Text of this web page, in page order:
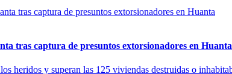
tras captura de presuntos extorsionadores en Huanta